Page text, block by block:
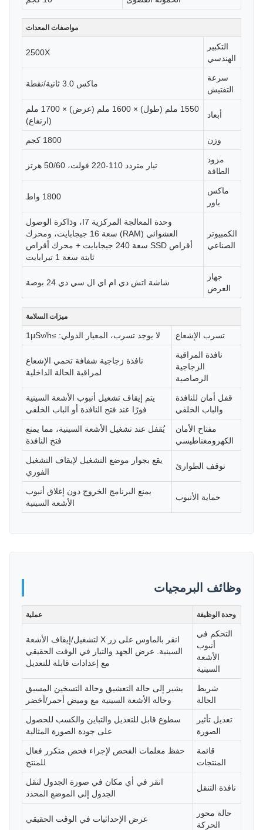
مواصفات المعدات
التكبير
الهندسي
2500X
سرعة
التفتيش
ماكس 3.0 ثانية/نقطة
أبعاد
1550 ملم (طول) × 1600 ملم (عرض) × 1700 ملم
(ارتفاع)
وزن 1800 كجم
مزود
الطاقة
تيار متردد 110-220 فولت، 50/60 هرتز
ماكس
باور
1800 واط
الكمبيوتر
الصناعي
وحدة المعالجة المركزية I7، وذاكرة الوصول
العشوائي (RAM) سعة 16 جيجابايت، ومحرك
أقراص SSD سعة 240 جيجابايت + محرك أقراص
ثابتة سعة 1 تيرابايت
جهاز
العرض
شاشة اتش دي ام اي ال سي دي 24 بوصة
ميزات السلامة
تسرب الإشعاع لا يوجد تسرب، المعيار الدولي: ≥1μSv/h
نافذة المراقبة
الزجاجية
الرصاصية
نافذة زجاجية شفافة تحمي الإشعاع
لمراقبة الحالة الداخلية
قفل أمان للنافذة
والباب الخلفي
يتم إيقاف تشغيل أنبوب الأشعة السينية
فورًا عند فتح النافذة أو الباب الخلفي
مفتاح الأمان
الكهرومغناطيسي
يُقفل عند تشغيل الأشعة السينية، مما يمنع
فتح النافذة
توقف الطوارئ
يقع بجوار موضع التشغيل لإيقاف التشغيل
الفوري
حماية الأنبوب
يمنع البرنامج الخروج دون إغلاق أنبوب
الأشعة السينية
وظائف البرمجيات
وحدة الوظيفة عملية
التحكم في
أنبوب
الأشعة
السينية
انقر بالماوس على زر X لتشغيل/إيقاف الأشعة
السينية. عرض الجهد والتيار في الوقت الحقيقي
مع إعدادات قابلة للتعديل
شريط
الحالة
يشير إلى حالة التعشيق وحالة التسخين المسبق
وحالة الأشعة السينية مع وميض أحمر/أخضر
تعديل تأثير
الصورة
سطوع قابل للتعديل والتباين والكسب للحصول
على جودة الصورة المثالية
قائمة
المنتجات
حفظ معلمات الفحص لإجراء فحص متكرر فعال
للمنتج
نافذة التنقل
انقر في أي مكان في صورة الجدول لنقل
الجدول إلى الموضع المحدد
حالة محور
الحركة
عرض الإحداثيات في الوقت الحقيقي